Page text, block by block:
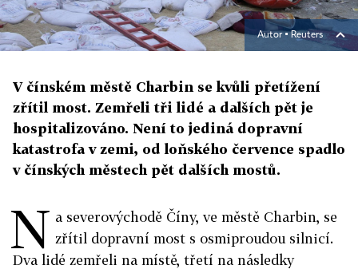
Autor ▪Reuters
V čínském městě Charbin se kvůli přetížení
zřítil most. Zemřeli tři lidé a dalších pět je
hospitalizováno. Není to jediná dopravní
katastrofa v zemi, od loňského července spadlo
v čínských městech pět dalších mostů.
N a severovýchodě Číny, ve městě Charbin, se
zřítil dopravní most s osmiproudou silnicí.
Dva lidé zemřeli na místě, třetí na následky